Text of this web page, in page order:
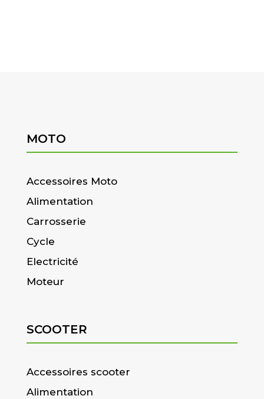
MOTO
Accessoires Moto
Alimentation
Carrosserie
Cycle
Electricité
Moteur
SCOOTER
Accessoires scooter
Alimentation